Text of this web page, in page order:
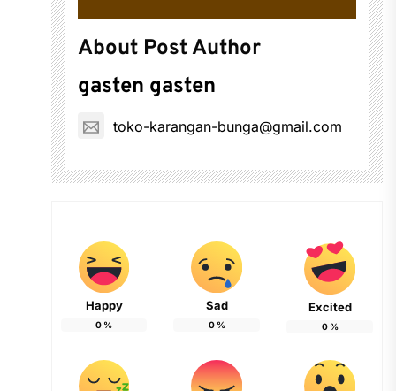
About Post Author
gasten gasten
toko-karangan-bunga@gmail.com
Happy
0 %
Sad
0%
Excited
0%